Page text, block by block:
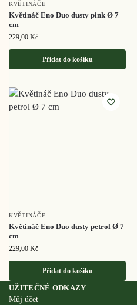
KVĚTINÁČE
Květináč Eno Duo dusty pink Ø 7
cm
229,00 Kč
Přidat do košíku
KVĚTINÁČE
Květináč Eno Duo dusty petrol Ø 7
cm
229,00 Kč
Přidat do košíku
UŽITEČNÉ ODKAZY
Můj účet